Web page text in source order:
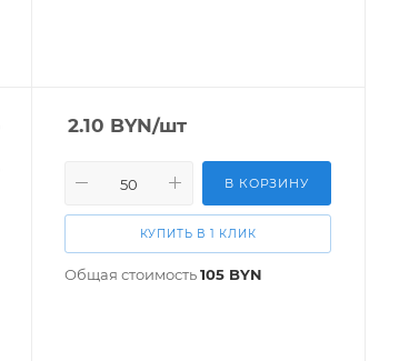
2.10 BYN/шт
В КОРЗИНУ
КУПИТЬ В 1 КЛИК
Общая стоимость105 BYN